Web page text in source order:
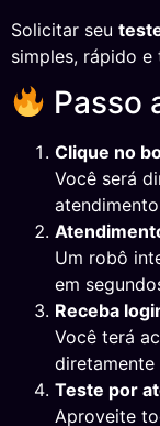
Solicitar seu
simples, rápido
Passo
Clique no
Você será
Um robô
em
Receba
Você terá
diretamente
Teste por
Aproveite